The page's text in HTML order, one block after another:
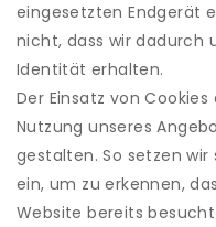
eingesetzten Endgerät
nicht, dass wir dadurch
Identität erhalten.
Der Einsatz von
Nutzung unseres
gestalten. So setzen
ein, um zu erkennen,
Website bereits